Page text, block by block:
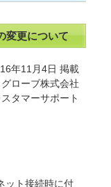
変更について
年11月4日 掲載
グローブ株式会社
タマーサポート
ット接続時に付